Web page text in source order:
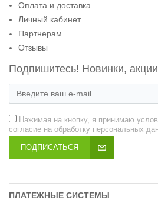
Оплата и доставка
Личный кабинет
Партнерам
Отзывы
Подпишитесь! Новинки,
Нажимая на кнопку, я принимаю
согласие на обработку персональных
ПОДПИСАТЬСЯ
ПЛАТЕЖНЫЕ СИСТЕМЫ